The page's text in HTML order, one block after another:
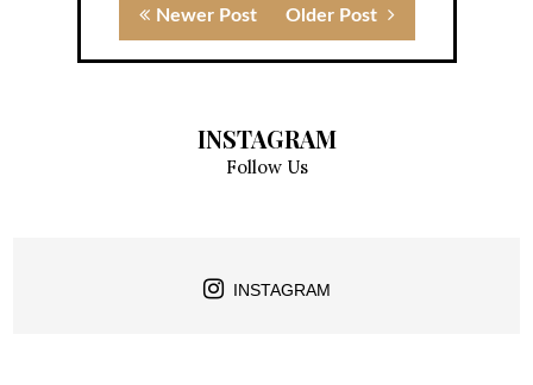
Newer Post Older Post
INSTAGRAM
Follow Us
INSTAGRAM